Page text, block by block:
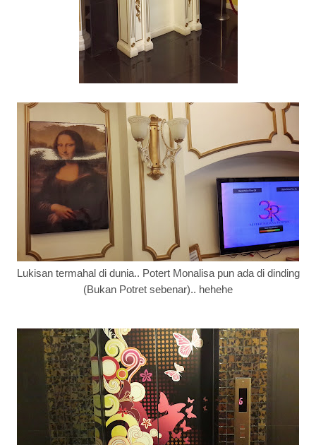
Lukisan termahal di dunia.. Potert Monalisa pun ada di dinding
(Bukan Potret sebenar).. hehehe